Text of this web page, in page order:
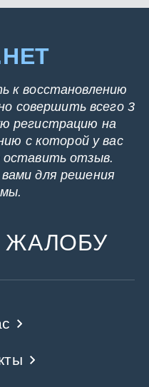
к восстановлению
совершить всего 3
регистрацию на
с которой у вас
оставить отзыв.
для решения
ЖАЛОБУ